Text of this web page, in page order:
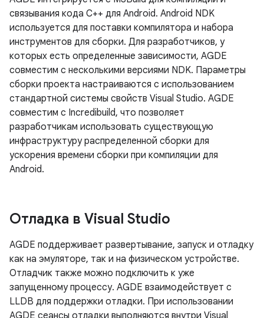
связывания кода C++ для Android. Android NDK
используется для поставки компилятора и набора
инструментов для сборки. Для разработчиков, у
которых есть определенные зависимости, AGDE
совместим с несколькими версиями NDK. Параметры
сборки проекта настраиваются с использованием
стандартной системы свойств Visual Studio. AGDE
совместим с Incredibuild, что позволяет
разработчикам использовать существующую
инфраструктуру распределенной сборки для
ускорения времени сборки при компиляции для
Android.
Отладка в Visual Studio
AGDE поддерживает развертывание, запуск и отладку
как на эмуляторе, так и на физическом устройстве.
Отладчик также можно подключить к уже
запущенному процессу. AGDE взаимодействует с
LLDB для поддержки отладки. При использовании
AGDE сеансы отладки выполняются внутри Visual